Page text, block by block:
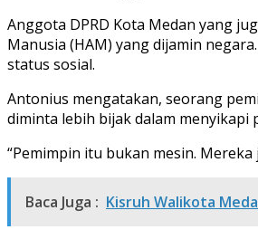
Anggota DPRD Kota Medan yang
Manusia (HAM) yang dijamin
status sosial.
Antonius mengatakan, seorang
diminta lebih bijak dalam menyikapi
“Pemimpin itu bukan mesin.
Baca Juga : Kisruh Walikota